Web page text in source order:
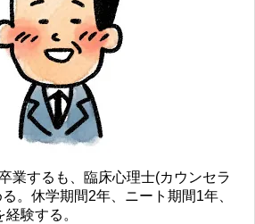
業するも、臨床心理士(カウンセラ
。休学期間2年、ニート期間1年、
験する。